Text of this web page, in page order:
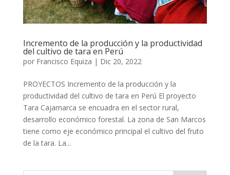
Incremento de la producción y la productividad
del cultivo de tara en Perú
por Francisco Equiza | Dic 20, 2022
PROYECTOS Incremento de la producción y la
productividad del cultivo de tara en Perú El proyecto
Tara Cajamarca se encuadra en el sector rural,
desarrollo económico forestal. La zona de San Marcos
tiene como eje económico principal el cultivo del fruto
de la tara. La...